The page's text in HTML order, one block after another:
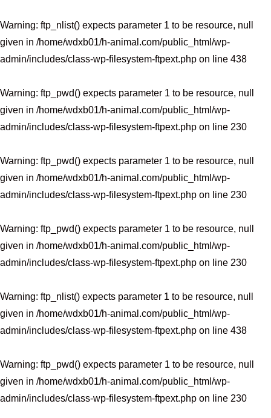
Warning: ftp_nlist() expects parameter 1 to be resource, null
given in /home/wdxb01/h-animal.com/public_html/wp-
admin/includes/class-wp-filesystem-ftpext.php on line 438
Warning: ftp_pwd() expects parameter 1 to be resource, null
given in /home/wdxb01/h-animal.com/public_html/wp-
admin/includes/class-wp-filesystem-ftpext.php on line 230
Warning: ftp_pwd() expects parameter 1 to be resource, null
given in /home/wdxb01/h-animal.com/public_html/wp-
admin/includes/class-wp-filesystem-ftpext.php on line 230
Warning: ftp_pwd() expects parameter 1 to be resource, null
given in /home/wdxb01/h-animal.com/public_html/wp-
admin/includes/class-wp-filesystem-ftpext.php on line 230
Warning: ftp_nlist() expects parameter 1 to be resource, null
given in /home/wdxb01/h-animal.com/public_html/wp-
admin/includes/class-wp-filesystem-ftpext.php on line 438
Warning: ftp_pwd() expects parameter 1 to be resource, null
given in /home/wdxb01/h-animal.com/public_html/wp-
admin/includes/class-wp-filesystem-ftpext.php on line 230